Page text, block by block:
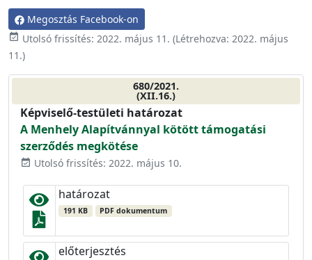
Megosztás Facebook-on
event_available Utolsó frissítés: 2022. május 11. (Létrehozva: 2022. május
11.)
680/2021.
(XII.16.)
Képviselő-testületi határozat
A Menhely Alapítvánnyal kötött támogatási
szerződés megkötése
event_available Utolsó frissítés: 2022. május 10.
határozat
191 KB PDF dokumentum
előterjesztés